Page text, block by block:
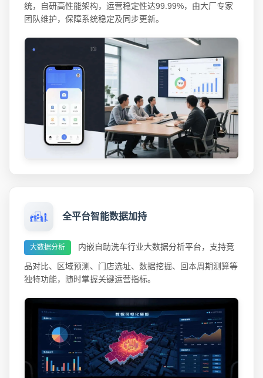
统，自研高性能架构，运营稳定性达99.99%，由大厂专家
团队维护，保障系统稳定及同步更新。
全平台智能数据加持
大数据分析 内嵌自助洗车行业大数据分析平台，支持竞
品对比、区域预测、门店选址、数据挖掘、回本周期测算等
独特功能，随时掌握关键运营指标。